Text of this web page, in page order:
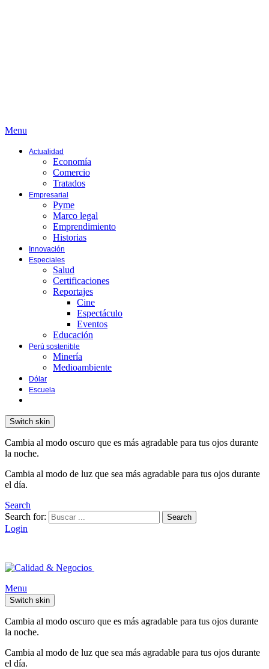
Menu
Actualidad
Economía
Comercio
Tratados
Empresarial
Pyme
Marco legal
Emprendimiento
Historias
Innovación
Especiales
Salud
Certificaciones
Reportajes
Cine
Espectáculo
Eventos
Educación
Perú sostenible
Minería
Medioambiente
Dólar
Escuela
Switch skin
Cambia al modo oscuro que es más agradable para tus ojos durante
la noche.
Cambia al modo de luz que sea más agradable para tus ojos durante
el día.
Search
Search for:
Search
Login
Menu
Switch skin
Cambia al modo oscuro que es más agradable para tus ojos durante
la noche.
Cambia al modo de luz que sea más agradable para tus ojos durante
el día.